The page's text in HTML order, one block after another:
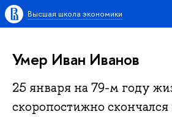
Высшая школа экономики
Умер Иван Иванов
25 января на 79-м году
скоропостижно